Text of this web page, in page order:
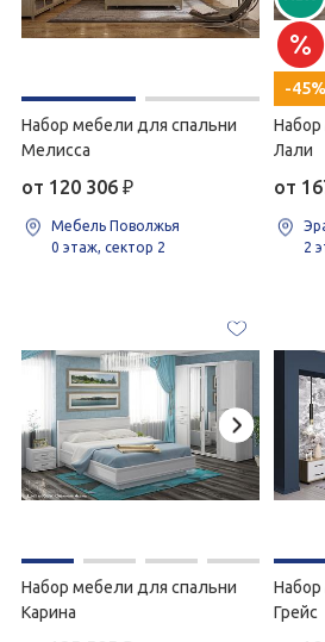
+7 (383) 233-00-
c 10:00 до 21:00
Набор мебели для спальни
Мелисса
от 120 306 ₽
Мебель Поволжья
0 этаж, сектор 2
-45%
Лали
от
2
Набор мебели для спальни
Карина
Грейс